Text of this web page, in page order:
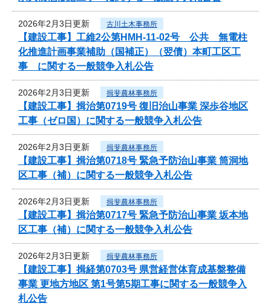
2026年2月3日更新 古川土木事務所
【建設工事】工維2公第HMH-11-02号 公共 無電柱
化推進計画事業補助（国補正）（翌債）本町工区工
事 に関する一般競争入札公告
2026年2月3日更新 揖斐農林事務所
【建設工事】揖治第0719号 復旧治山事業 深歩谷地区
工事（ゼロ国）に関する一般競争入札公告
2026年2月3日更新 揖斐農林事務所
【建設工事】揖治第0718号 緊急予防治山事業 筒洞地
区工事（補）に関する一般競争入札公告
2026年2月3日更新 揖斐農林事務所
【建設工事】揖治第0717号 緊急予防治山事業 坂本地
区工事（補）に関する一般競争入札公告
2026年2月3日更新 揖斐農林事務所
【建設工事】揖経第0703号 県営経営体育成基盤整備
事業 更地方地区 第1号第5期工事に関する一般競争入
札公告